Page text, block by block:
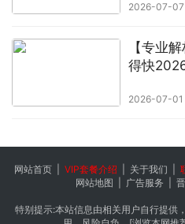
2026-07-07
【专业
得快
2026-07-01
网站首页| VIP套餐介绍 关于我们
网站地图
广告服务
特别提示:本站信息由相关用户自行提供